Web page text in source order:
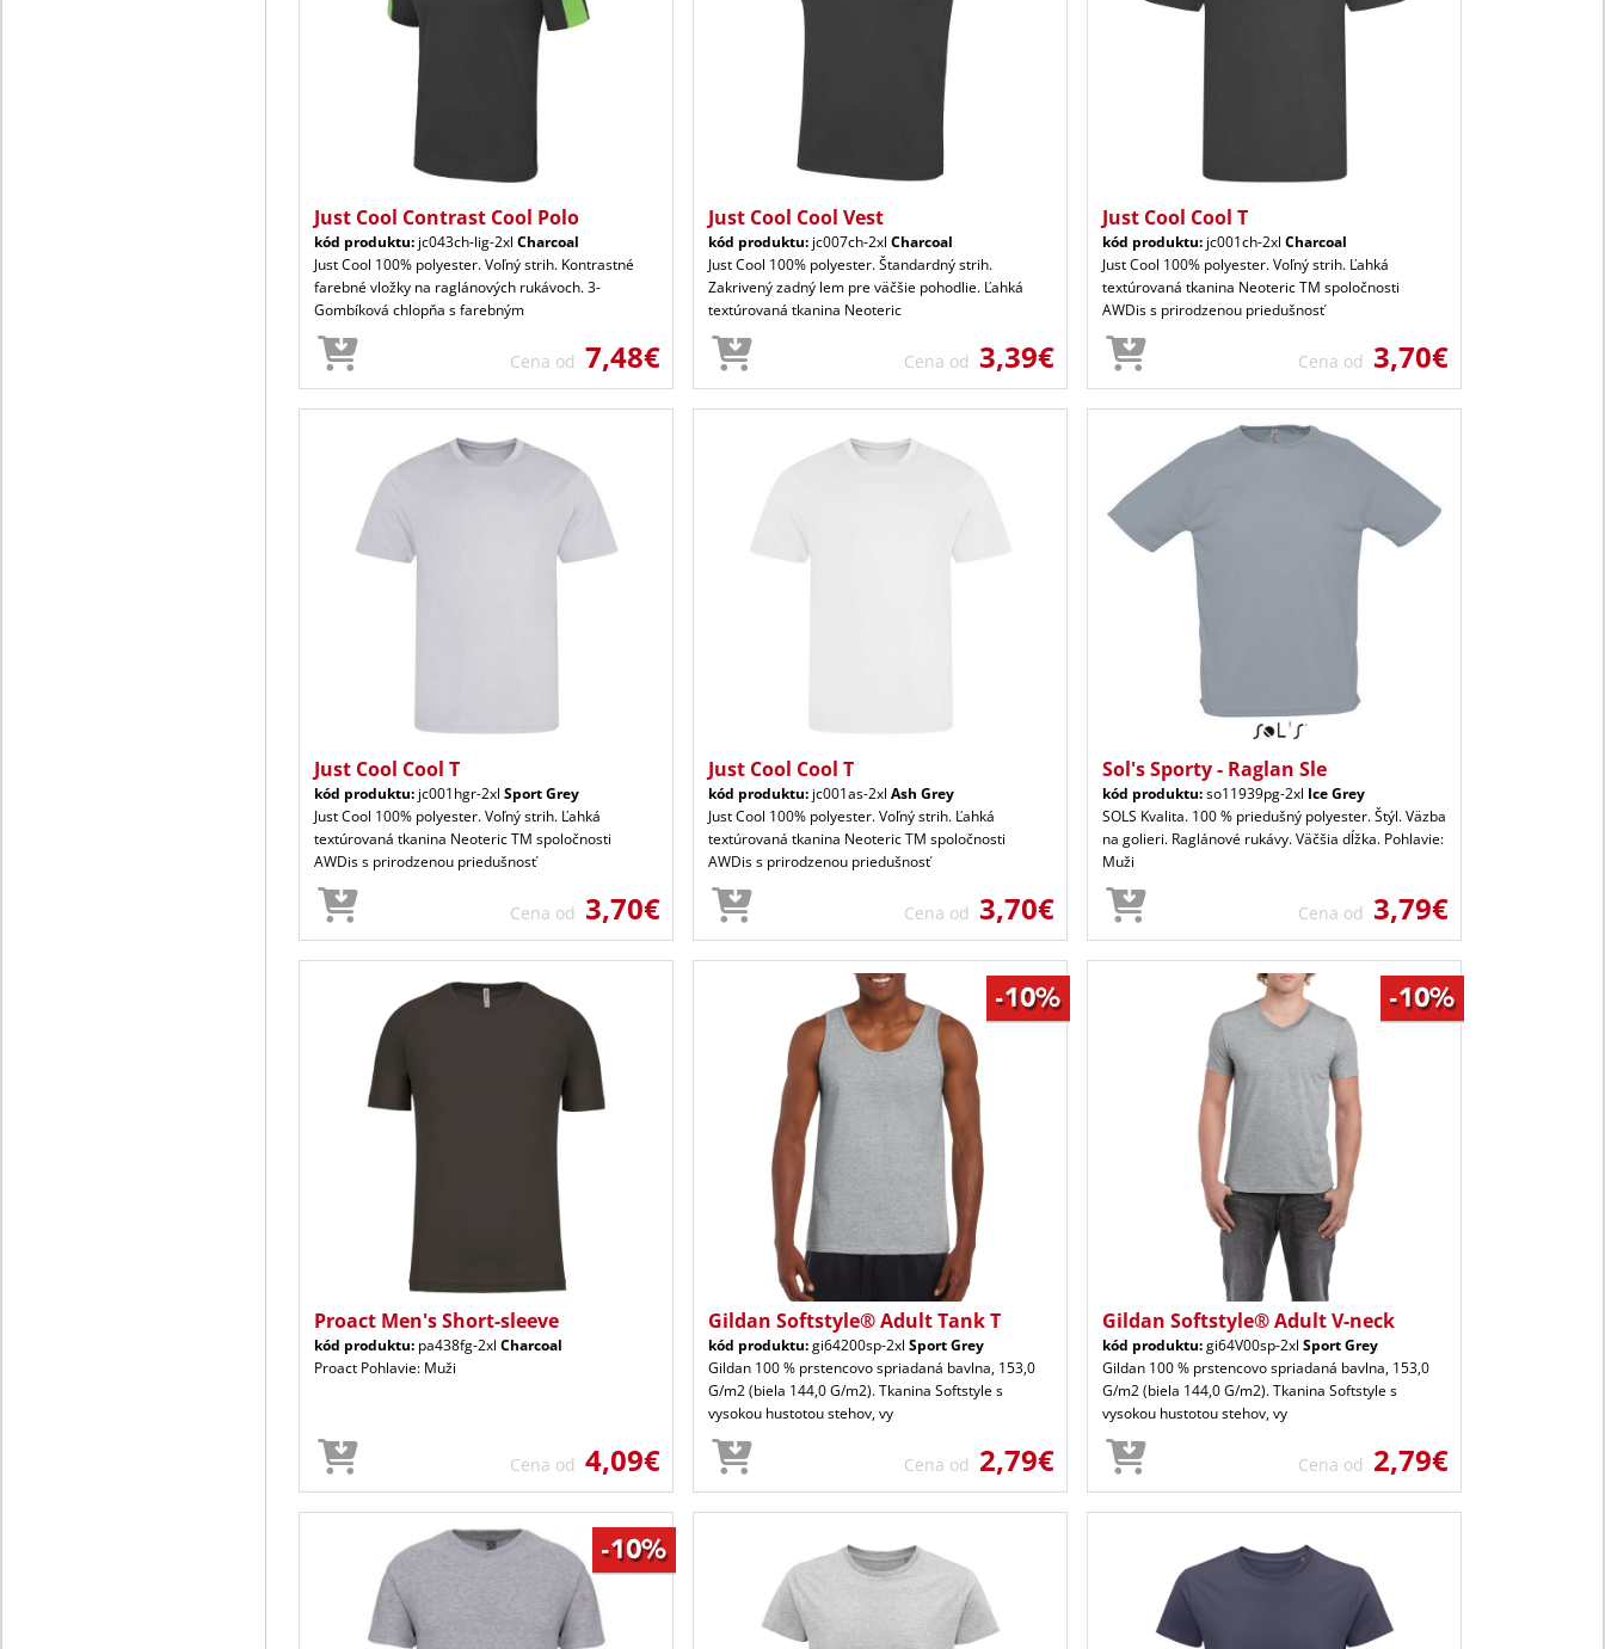
Just Cool Contrast Cool Polo
kód produktu: jc043ch-lig-2xl Charcoal
Just Cool 100% polyester. Voľný strih. Kontrastné
farebné vložky na raglánových rukávoch. 3-
Gombíková chlopňa s farebným
Cena od 7,48€
Just Cool Cool Vest
kód produktu: jc007ch-2xl Charcoal
Just Cool 100% polyester. Štandardný strih.
Zakrivený zadný lem pre väčšie pohodlie. Ľahká
textúrovaná tkanina Neoteric
Cena od 3,39€
Just Cool Cool T
kód produktu: jc001ch-2xl Charcoal
Just Cool 100% polyester. Voľný strih. Ľahká
textúrovaná tkanina Neoteric TM spoločnosti
AWDis s prirodzenou priedušnosť
Cena od 3,70€
Just Cool Cool T
kód produktu: jc001hgr-2xl Sport Grey
Just Cool 100% polyester. Voľný strih. Ľahká
textúrovaná tkanina Neoteric TM spoločnosti
AWDis s prirodzenou priedušnosť
Cena od 3,70€
Just Cool Cool T
kód produktu: jc001as-2xl Ash Grey
Just Cool 100% polyester. Voľný strih. Ľahká
textúrovaná tkanina Neoteric TM spoločnosti
AWDis s prirodzenou priedušnosť
Cena od 3,70€
Sol's Sporty - Raglan Sle
kód produktu:so11939pg-2xl Ice Grey
SOLS Kvalita. 100 % priedušný polyester. Štýl. Väzba
na golieri. Raglánové rukávy. Väčšia dĺžka. Pohlavie:
Muži
Cena od 3,79€
Proact Men's Short-sleeve
kód produktu: pa438fg-2xl Charcoal
Proact Pohlavie: Muži
Cena od 4,09€
Gildan Softstyle® Adult Tank T
kód produktu:gi64200sp-2xl Sport Grey
Gildan 100 % prstencovo spriadaná bavlna, 153,0
G/m2 (biela 144,0 G/m2). Tkanina Softstyle s
vysokou hustotou stehov, vy
Cena od 2,79€
Gildan Softstyle® Adult V-neck
kód produktu:gi64V00sp-2xl Sport Grey
Gildan 100 % prstencovo spriadaná bavlna, 153,0
G/m2 (biela 144,0 G/m2). Tkanina Softstyle s
vysokou hustotou stehov, vy
Cena od 2,79€